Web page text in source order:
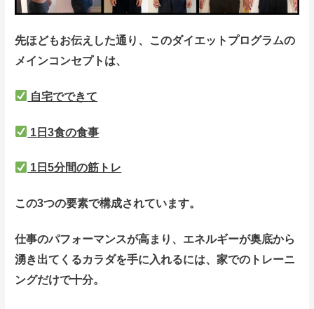
先ほどもお伝えした通り、このダイエットプログラムの
メインコンセプトは、
自宅でできて
1日3食の食事
1日5分間の筋トレ
この3つの要素で構成されています。
仕事のパフォーマンスが高まり、エネルギーが奥底から
湧き出てくるカラダを手に入れるには、家でのトレーニ
ングだけで十分。